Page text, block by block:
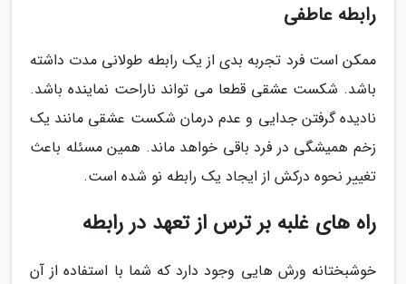
رابطه عاطفی
ممکن است فرد تجربه بدی از یک رابطه طولانی مدت داشته
باشد. شکست عشقی قطعا می تواند ناراحت نماینده باشد.
نادیده گرفتن جدایی و عدم درمان شکست عشقی مانند یک
زخم همیشگی در فرد باقی خواهد ماند. همین مسئله باعث
تغییر نحوه درکش از ایجاد یک رابطه نو شده است.
راه های غلبه بر ترس از تعهد در رابطه
خوشبختانه ورش هایی وجود دارد که شما با استفاده از آن